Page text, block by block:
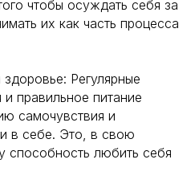
чтобы осуждать себя за
их как часть процесса
Регулярные
правильное питание
самочувствия и
в себе. Это, в свою
способность любить себя